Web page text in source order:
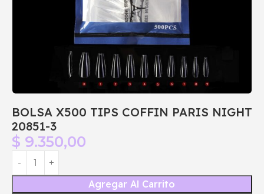
BOLSA X500 TIPS COFFIN PARIS NIGHT
20851-3
$ 9.350,00
Agregar Al Carrito